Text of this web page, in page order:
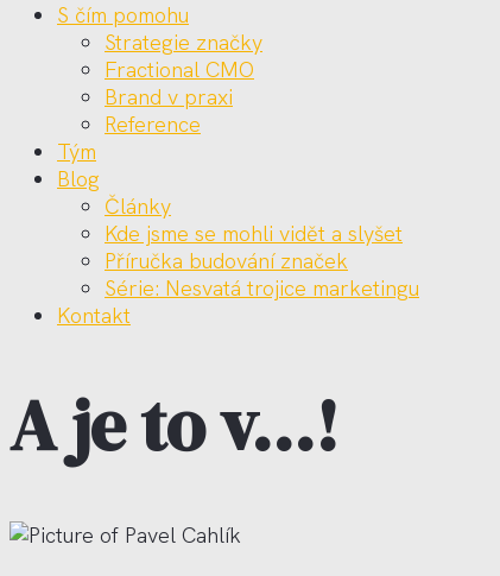
S čím pomohu
Strategie značky
Fractional CMO
Brand v praxi
Reference
Tým
Blog
Články
Kde jsme se mohli vidět a slyšet
Příručka budování značek
Série: Nesvatá trojice marketingu
Kontakt
A je to v…!